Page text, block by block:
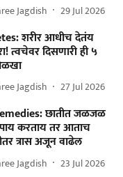
Jagdish 29 Jul 2026
शरीर आधीच देतंय
त्वचेवर दिसणारी ही ५
Jagdish 27 Jul 2026
छातीत जळजळ
करताय तर आताच
त्रास अजून वाढेल
Jagdish 23 Jul 2026